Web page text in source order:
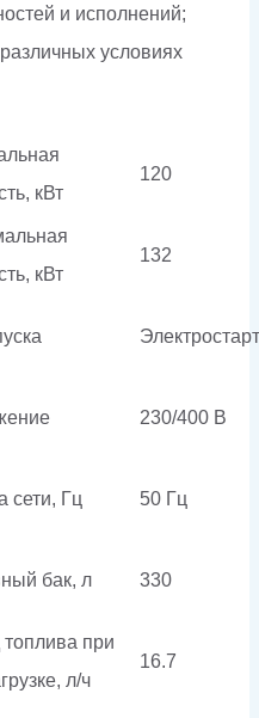
и исполнений;
условиях
кВт
120
кВт
132
230/400 В
сети, Гц 50 Гц
бак, л 330
топлива при
л/ч
16.7